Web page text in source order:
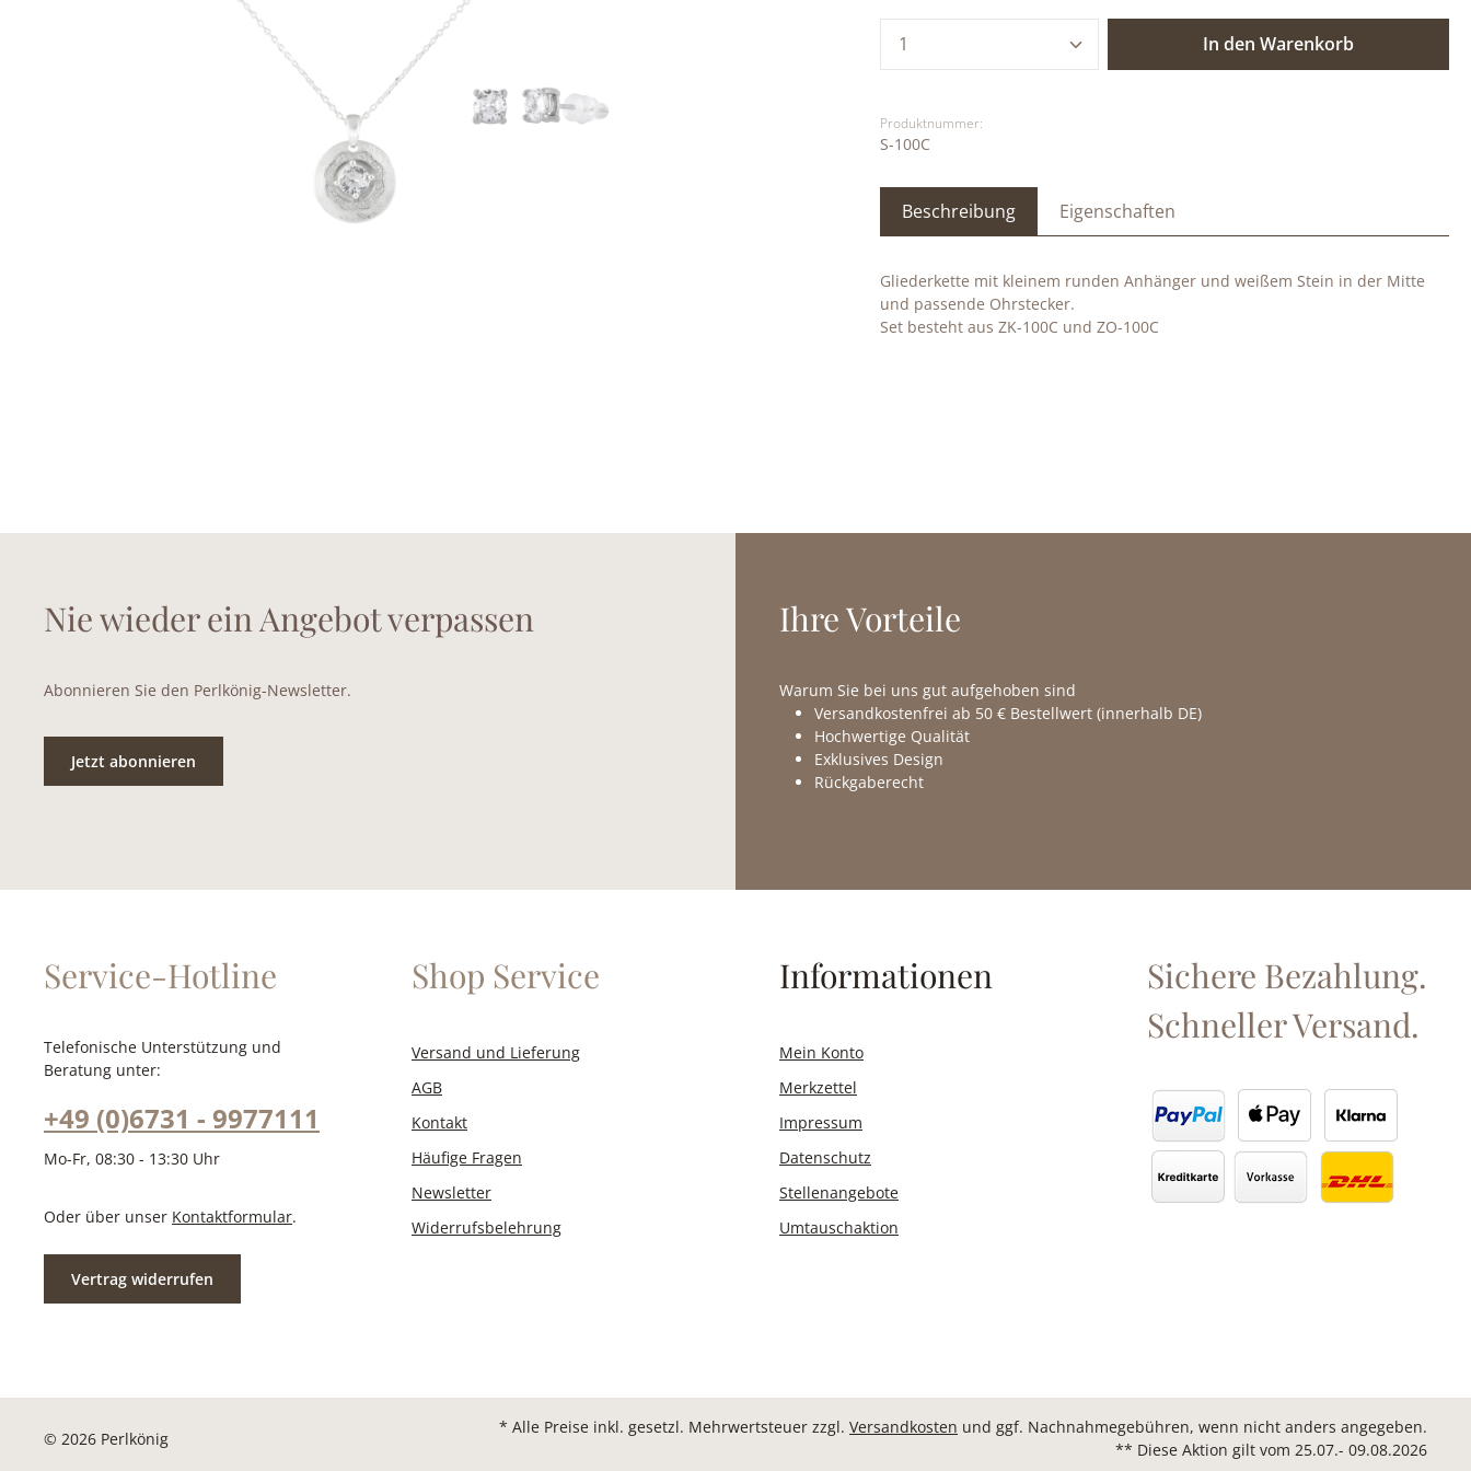
Produkt Anzahl: Gib den gewünschten Wert
In den Warenkorb
Produktnummer:
S-100C
Beschreibung Eigenschaften
Gliederkette mit kleinem runden Anhänger und weißem Stein in der Mitte
und passende Ohrstecker.
Set besteht aus ZK-100C und ZO-100C
Nie wieder ein Angebot verpassen
Abonnieren Sie den Perlkönig-Newsletter.
Jetzt abonnieren
Ihre Vorteile
Warum Sie bei uns gut aufgehoben sind
Versandkostenfrei ab 50 € Bestellwert (innerhalb DE)
Hochwertige Qualität
Exklusives Design
Rückgaberecht
Service-Hotline
Telefonische Unterstützung und
Beratung unter:
+49 (0)6731 - 9977111
Mo-Fr, 08:30 - 13:30 Uhr
Oder über unser Kontaktformular.
Vertrag widerrufen
Shop Service
Versand und Lieferung
AGB
Kontakt
Häufige Fragen
Newsletter
Widerrufsbelehrung
Informationen
Mein Konto
Merkzettel
Impressum
Datenschutz
Stellenangebote
Umtauschaktion
Sichere Bezahlung.
Schneller Versand.
© 2026 Perlkönig
* Alle Preise inkl. gesetzl. Mehrwertsteuer zzgl. Versandkosten und ggf. Nachnahmegebühren, wenn nicht anders angegeben.
** Diese Aktion gilt vom 25.07.- 09.08.2026